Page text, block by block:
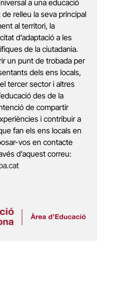
a una educació
relleu la seva principal
al territori, la
d’adaptació a les
de la ciutadania.
un punt de trobada per
dels ens locals,
tercer sector i altres
des de la
de compartir
i contribuir a
fan els ens locals en
vos en contacte
d’aquest correu: